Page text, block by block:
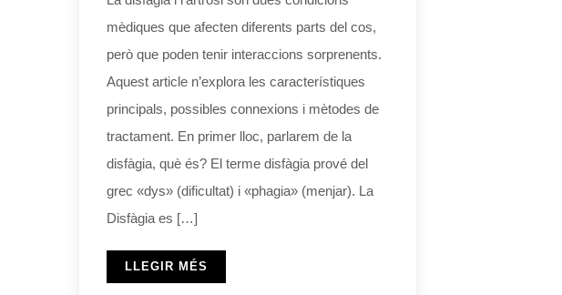
mèdiques que afecten diferents parts del cos,
però que poden tenir interaccions sorprenents.
Aquest article n’explora les característiques
principals, possibles connexions i mètodes de
tractament. En primer lloc, parlarem de la
disfàgia, què és? El terme disfàgia prové del
grec «dys» (dificultat) i «phagia» (menjar). La
Disfàgia es […]
LLEGIR MÉS